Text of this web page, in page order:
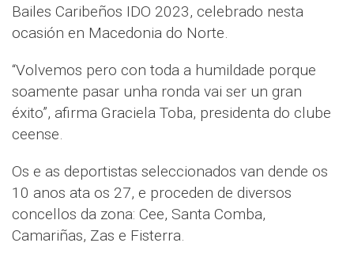
Bailes Caribeños IDO 2023, celebrado nesta
ocasión en Macedonia do Norte.
“Volvemos pero con toda a humildade porque
soamente pasar unha ronda vai ser un gran
éxito”, afirma Graciela Toba, presidenta do clube
ceense.
Os e as deportistas seleccionados van dende os
10 anos ata os 27, e proceden de diversos
concellos da zona: Cee, Santa Comba,
Camariñas, Zas e Fisterra.